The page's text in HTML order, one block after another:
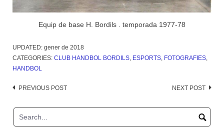
Equip de base H. Bordils . temporada 1977-78
UPDATED: gener de 2018
CATEGORIES: CLUB HANDBOL BORDILS, ESPORTS, FOTOGRAFIES,
HANDBOL
Post
PREVIOUS POST NEXT POST